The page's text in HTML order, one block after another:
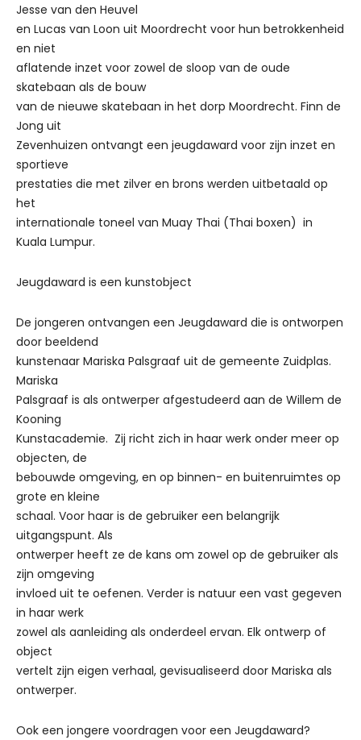
Jesse van den Heuvel
en Lucas van Loon uit Moordrecht voor hun betrokkenheid
en niet
aflatende inzet voor zowel de sloop van de oude
skatebaan als de bouw
van de nieuwe skatebaan in het dorp Moordrecht. Finn de
Jong uit
Zevenhuizen ontvangt een jeugdaward voor zijn inzet en
sportieve
prestaties die met zilver en brons werden uitbetaald op
het
internationale toneel van Muay Thai (Thai boxen) in
Kuala Lumpur.
Jeugdaward is een kunstobject
De jongeren ontvangen een Jeugdaward die is ontworpen
door beeldend
kunstenaar Mariska Palsgraaf uit de gemeente Zuidplas.
Mariska
Palsgraaf is als ontwerper afgestudeerd aan de Willem de
Kooning
Kunstacademie. Zij richt zich in haar werk onder meer op
objecten, de
bebouwde omgeving, en op binnen- en buitenruimtes op
grote en kleine
schaal. Voor haar is de gebruiker een belangrijk
uitgangspunt. Als
ontwerper heeft ze de kans om zowel op de gebruiker als
zijn omgeving
invloed uit te oefenen. Verder is natuur een vast gegeven
in haar werk
zowel als aanleiding als onderdeel ervan. Elk ontwerp of
object
vertelt zijn eigen verhaal, gevisualiseerd door Mariska als
ontwerper.
Ook een jongere voordragen voor een Jeugdaward?